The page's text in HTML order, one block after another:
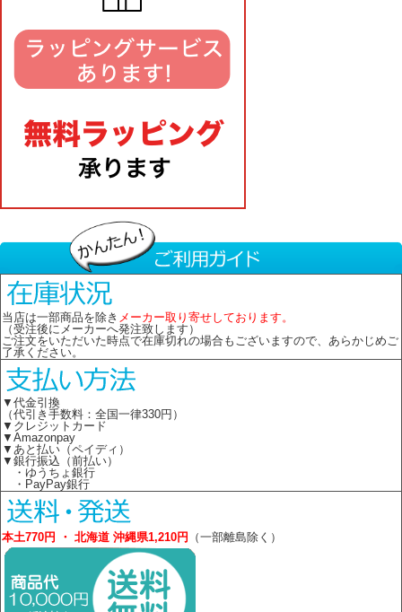
当店は一部商品を除き メーカー取り寄せしております。
（受注後にメーカーへ発注致します）
ご注文をいただいた時点で在庫切れの場合もございますので、あらかじめご
了承ください。
▼代金引換
（代引き手数料：全国一律330円）
▼クレジットカード
▼Amazonpay
▼あと払い（ペイディ）
▼銀行振込（前払い）
・ゆうちょ銀行
・PayPay銀行
本土770円 ・ 北海道 沖縄県1,210円 （一部離島除く）